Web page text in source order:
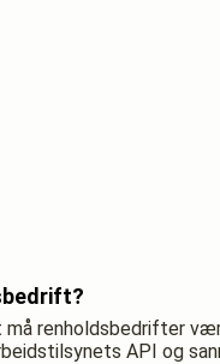
må renholdsbedrifter
API og